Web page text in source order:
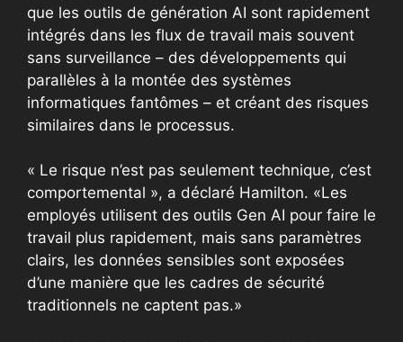
que les outils de génération AI sont rapidement
intégrés dans les flux de travail mais souvent
sans surveillance – des développements qui
parallèles à la montée des systèmes
informatiques fantômes – et créant des risques
similaires dans le processus.
« Le risque n’est pas seulement technique, c’est
comportemental », a déclaré Hamilton. «Les
employés utilisent des outils Gen AI pour faire le
travail plus rapidement, mais sans paramètres
clairs, les données sensibles sont exposées
d’une manière que les cadres de sécurité
traditionnels ne captent pas.»